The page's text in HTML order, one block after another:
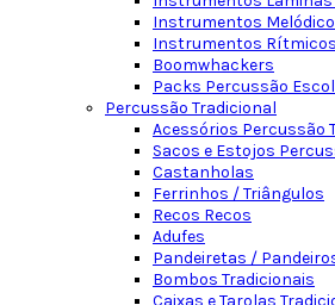
Instrumentos
Instrumentos
Boomwhackers
Packs Percussão
Percussão Tradicional
Acessórios Percussão
Sacos e Estojos
Castanholas
Ferrinhos / Triângulos
Recos Recos
Adufes
Pandeiretas /
Bombos Tradicionais
Caixas e Tarolas